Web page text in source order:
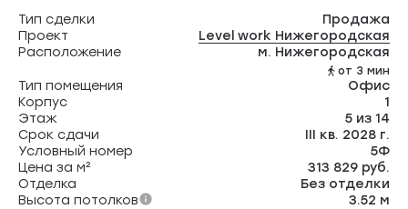
Тип сделки
Продажа
Проект
Level work Нижегородская
Расположение
м. Нижегородская
от 3 мин
Тип помещения
Офис
Корпус
1
Этаж
5 из 14
Срок сдачи
III кв. 2028 г.
Условный номер
5Ф
Цена за м²
313 829 руб.
Отделка
Без отделки
Высота потолков
3.52 м